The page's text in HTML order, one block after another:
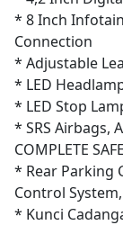
* 8 Inch
Connection
* Adjustable
* LED
* LED Stop
* SRS Airbags,
COMPLETE
* Rear Parking
Control
* Kunci